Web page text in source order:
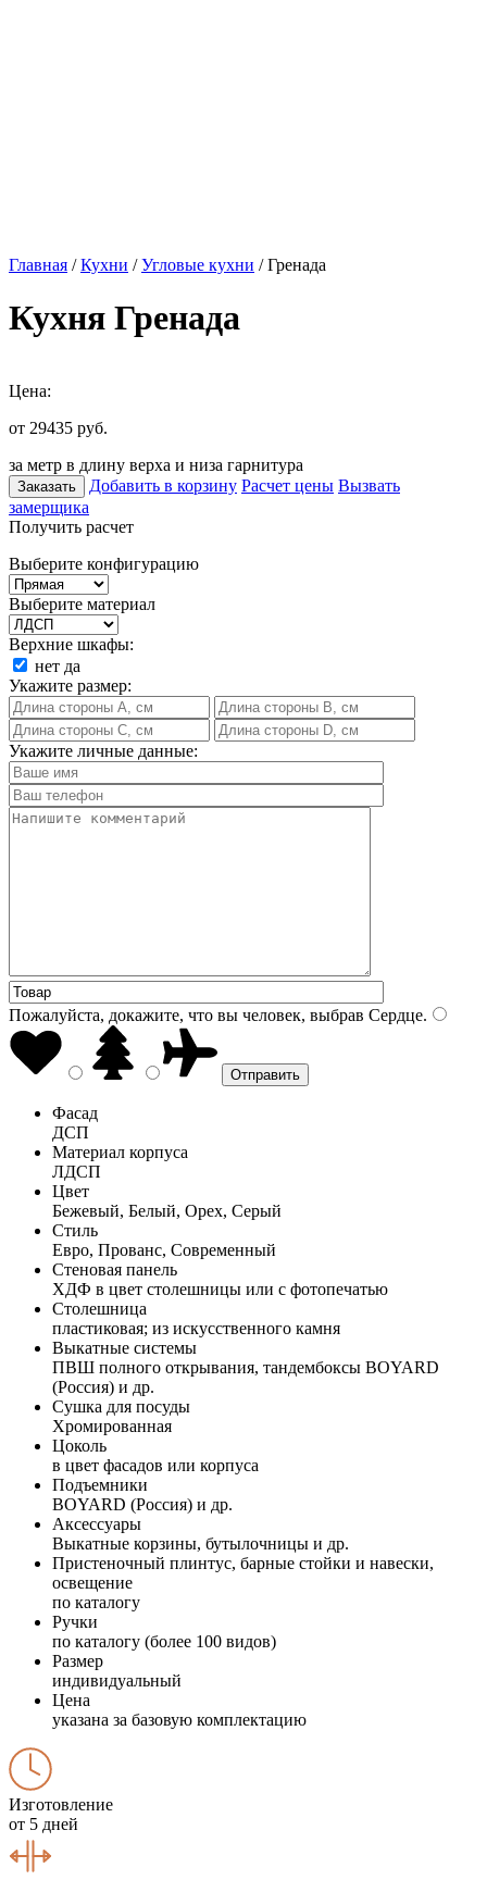
Главная /Кухни /Угловые кухни / Гренада
Кухня Гренада
Цена:
от 29435 руб.
за метр в длину верха и низа гарнитура
Заказать Добавить в корзину Расчет цены Вызвать
замерщика
Получить расчет
Выберите конфигурацию
Выберите материал
Верхние шкафы:
нет да
Укажите размер:
Укажите личные данные:
Пожалуйста, докажите, что вы человек, выбрав Сердце.
Фасад
ДСП
Материал корпуса
ЛДСП
Цвет
Бежевый, Белый, Орех, Серый
Стиль
Евро, Прованс, Современный
Стеновая панель
ХДФ в цвет столешницы или с фотопечатью
Столешница
пластиковая; из искусственного камня
Выкатные системы
ПВШ полного открывания, тандембоксы BOYARD
(Россия) и др.
Сушка для посуды
Хромированная
Цоколь
в цвет фасадов или корпуса
Подъемники
BOYARD (Россия) и др.
Аксессуары
Выкатные корзины, бутылочницы и др.
Пристеночный плинтус, барные стойки и навески,
освещение
по каталогу
Ручки
по каталогу (более 100 видов)
Размер
индивидуальный
Цена
указана за базовую комплектацию
Изготовление
от 5 дней